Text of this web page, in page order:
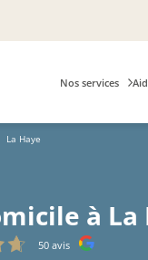
Nos services
La Haye
à La
50 avis